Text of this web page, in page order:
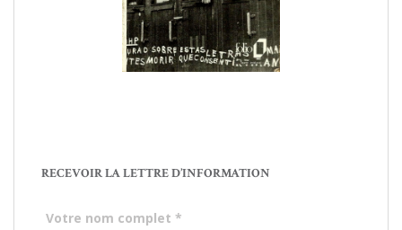
RECEVOIR LA LETTRE D’INFORMATION
Votre nom complet *